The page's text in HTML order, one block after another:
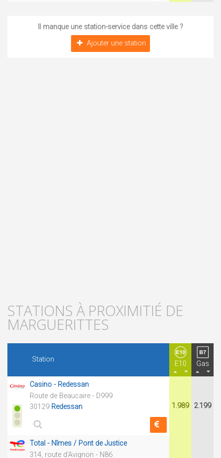
Il manque une station-service dans cette ville ?
Ajouter une station
STATIONS À PROXIMITIÉ DE
MARGUERITTES
Station
E10 Gas
Casino - Redessan
Route de Beaucaire - D999
30129 Redessan 1.989 2.199
Total - Nîmes / Pont de Justice
314, route d'Avignon - N86